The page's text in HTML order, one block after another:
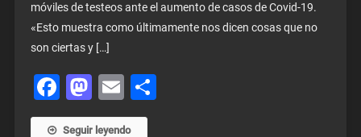
móviles de testeos ante el aumento de casos de Covid-19.
«Esto muestra como últimamente nos dicen cosas que no
son ciertas y […]
Facebook
Mastodon
EmailShare
Seguir leyendo